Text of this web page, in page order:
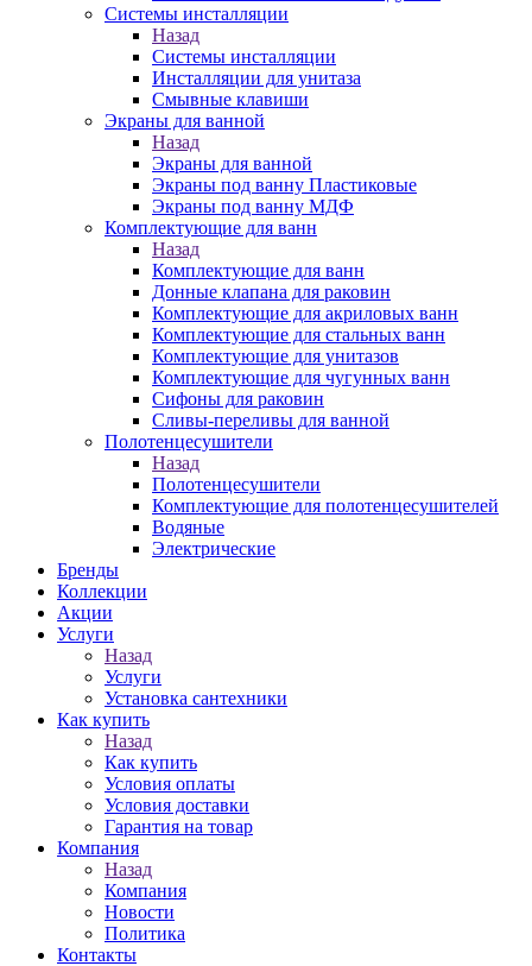
Системы инсталляции
Назад
Системы инсталляции
Инсталляции для унитаза
Смывные клавиши
Экраны для ванной
Назад
Экраны для ванной
Экраны под ванну Пластиковые
Экраны под ванну МДФ
Комплектующие для ванн
Назад
Комплектующие для ванн
Донные клапана для раковин
Комплектующие для акриловых ванн
Комплектующие для стальных ванн
Комплектующие для унитазов
Комплектующие для чугунных ванн
Сифоны для раковин
Сливы-переливы для ванной
Полотенцесушители
Назад
Полотенцесушители
Комплектующие для полотенцесушителей
Водяные
Электрические
Бренды
Коллекции
Акции
Услуги
Назад
Услуги
Установка сантехники
Как купить
Назад
Как купить
Условия оплаты
Условия доставки
Гарантия на товар
Компания
Назад
Компания
Новости
Политика
Контакты